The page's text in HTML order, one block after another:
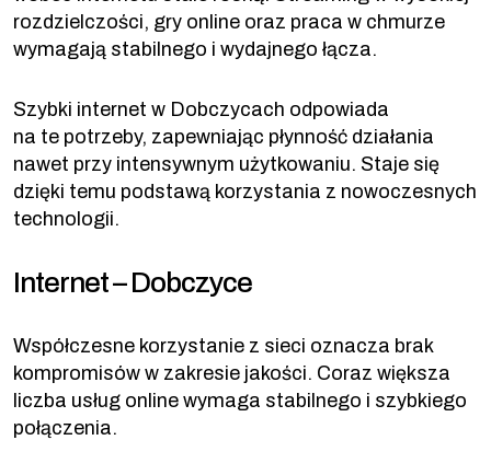
rozdzielczości, gry online oraz praca w chmurze
wymagają stabilnego i wydajnego łącza.
Szybki internet w Dobczycach odpowiada
na te potrzeby, zapewniając płynność działania
nawet przy intensywnym użytkowaniu. Staje się
dzięki temu podstawą korzystania z nowoczesnych
technologii.
Internet – Dobczyce
Współczesne korzystanie z sieci oznacza brak
kompromisów w zakresie jakości. Coraz większa
liczba usług online wymaga stabilnego i szybkiego
połączenia.